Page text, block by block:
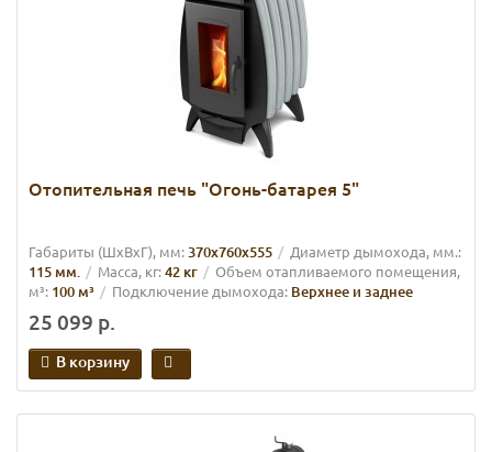
Отопительная печь "Огонь-батарея 5"
Габариты (ШхВхГ), мм:370х760х555 Диаметр дымохода, мм.:
115 мм. Масса, кг:42 кг
Объем отапливаемого помещения,
м³: 100 м³ Подключение дымохода: Верхнее и заднее
25 099 р.
В корзину